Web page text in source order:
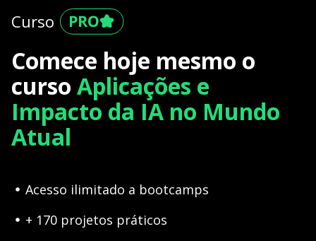
Curso
Comece hoje mesmo o
curso Aplicações e
Impacto da IA no Mundo
Atual
Acesso ilimitado a bootcamps
+ 170 projetos práticos